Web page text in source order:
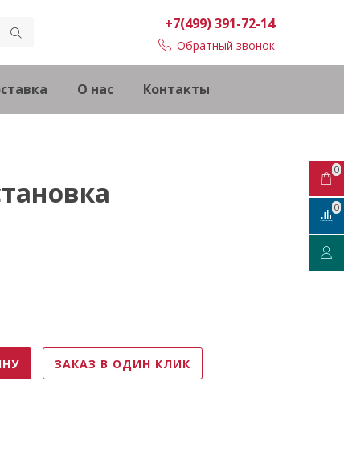
+7(499) 391-72-14
Обратный звонок
О нас Контакты
ЗАКАЗ В ОДИН КЛИК
0
0